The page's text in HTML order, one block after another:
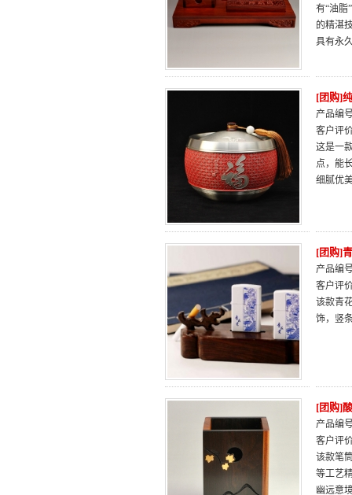
有“油脂
的精湛
具有永
[团购]
产品编
客户评
这是一
点，能
细腻优
[团购]
产品编
客户评
该款青
饰，竖
[团购]
产品编
客户评
该款笔
等工艺
幽远意